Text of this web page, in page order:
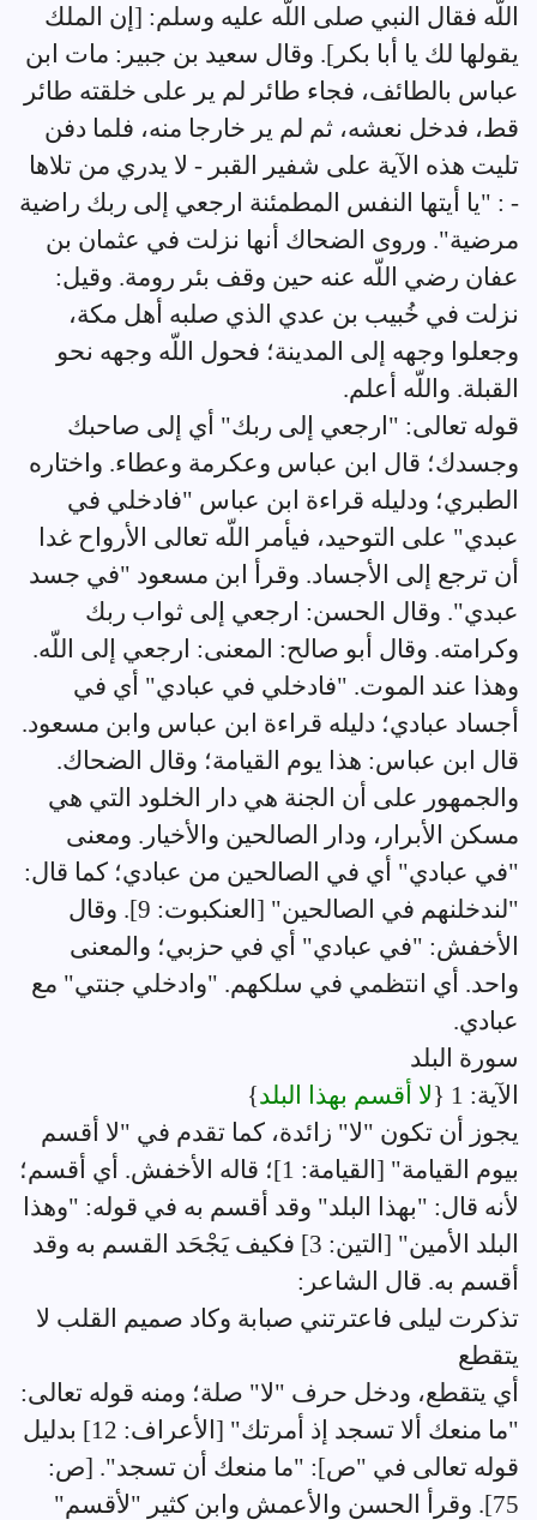
اللّه فقال النبي صلى اللّه عليه وسلم: [إن الملك
يقولها لك يا أبا بكر]. وقال سعيد بن جبير: مات ابن
عباس بالطائف، فجاء طائر لم ير على خلقته طائر
قط، فدخل نعشه، ثم لم ير خارجا منه، فلما دفن
تليت هذه الآية على شفير القبر - لا يدري من تلاها
- : "يا أيتها النفس المطمئنة ارجعي إلى ربك راضية
مرضية". وروى الضحاك أنها نزلت في عثمان بن
عفان رضي اللّه عنه حين وقف بئر رومة. وقيل:
نزلت في خُبيب بن عدي الذي صلبه أهل مكة،
وجعلوا وجهه إلى المدينة؛ فحول اللّه وجهه نحو
القبلة. واللّه أعلم.
قوله تعالى: "ارجعي إلى ربك" أي إلى صاحبك
وجسدك؛ قال ابن عباس وعكرمة وعطاء. واختاره
الطبري؛ ودليله قراءة ابن عباس "فادخلي في
عبدي" على التوحيد، فيأمر اللّه تعالى الأرواح غدا
أن ترجع إلى الأجساد. وقرأ ابن مسعود "في جسد
عبدي". وقال الحسن: ارجعي إلى ثواب ربك
وكرامته. وقال أبو صالح: المعنى: ارجعي إلى اللّه.
وهذا عند الموت. "فادخلي في عبادي" أي في
أجساد عبادي؛ دليله قراءة ابن عباس وابن مسعود.
قال ابن عباس: هذا يوم القيامة؛ وقال الضحاك.
والجمهور على أن الجنة هي دار الخلود التي هي
مسكن الأبرار، ودار الصالحين والأخيار. ومعنى
"في عبادي" أي في الصالحين من عبادي؛ كما قال:
"لندخلنهم في الصالحين" [العنكبوت: 9]. وقال
الأخفش: "في عبادي" أي في حزبي؛ والمعنى
واحد. أي انتظمي في سلكهم. "وادخلي جنتي" مع
عبادي.
سورة البلد
الآية: 1 {
لا أقسم بهذا البلد}
يجوز أن تكون "لا" زائدة، كما تقدم في "لا أقسم
بيوم القيامة" [القيامة: 1]؛ قاله الأخفش. أي أقسم؛
لأنه قال: "بهذا البلد" وقد أقسم به في قوله: "وهذا
البلد الأمين" [التين: 3] فكيف يَجْحَد القسم به وقد
أقسم به. قال الشاعر:
تذكرت ليلى فاعترتني صبابة وكاد صميم القلب لا
يتقطع
أي يتقطع، ودخل حرف "لا" صلة؛ ومنه قوله تعالى:
"ما منعك ألا تسجد إذ أمرتك" [الأعراف: 12] بدليل
قوله تعالى في "ص]: "ما منعك أن تسجد". [ص:
75]. وقرأ الحسن والأعمش وابن كثير "لأقسم"